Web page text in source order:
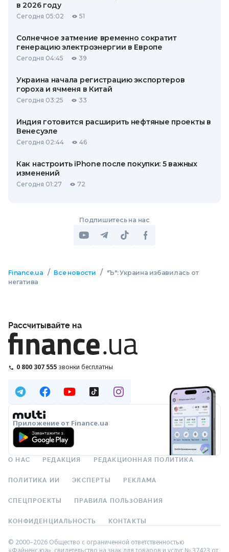
в 2026 году
Сегодня 05:02 51
Солнечное затмение временно сократит
генерацию электроэнергии в Европе
Сегодня 04:45 39
Украина начала регистрацию экспортеров
гороха и ячменя в Китай
Сегодня 03:25 33
Индия готовится расширить нефтяные проекты в
Венесуэле
Сегодня 02:44 46
Как настроить iPhone после покупки: 5 важных
изменений
Сегодня 01:27 72
Подпишитесь на нас
Finance.ua / Все новости /
"Ъ": Украина избавилась от
негатива
Рассчитывайте на
0 800 307 555 звонки бесплатны
Приложение от Finance.ua
О НАС РЕДАКЦИЯ РЕДАКЦИОННАЯ ПОЛИТИКА
ПОЛИТИКА ИИ ЭКСПЕРТЫ РЕКЛАМА
СПЕЦПРОЕКТЫ ПРАВИЛА ПОЛЬЗОВАНИЯ
КОНФИДЕНЦИАЛЬНОСТЬ КОНТАКТЫ
© 2000–2026 Общество с ограниченной ответственностью
«Файненс.юа», свидетельство на знак для товаров и услуг № 37423 от